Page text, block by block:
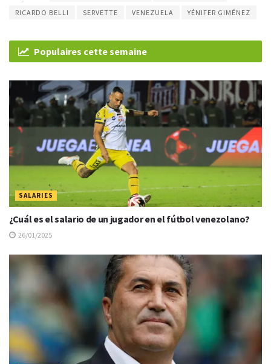
RICARDO BELLI
SERVETTE VENEZUELA YÉNIFER GIMÉNEZ
Populaires cette semaine
SALARIES
¿Cuál es el salario de un jugador en el fútbol venezolano?
26/01/2025